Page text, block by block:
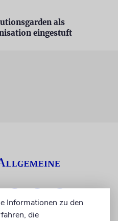
als
eingestuft
Informationen zu den
die